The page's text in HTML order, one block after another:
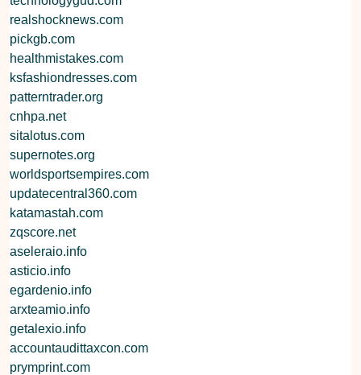
realshocknews.com
pickgb.com
healthmistakes.com
ksfashiondresses.com
patterntrader.org
cnhpa.net
sitalotus.com
supernotes.org
worldsportsempires.com
updatecentral360.com
katamastah.com
zqscore.net
aseleraio.info
asticio.info
egardenio.info
arxteamio.info
getalexio.info
accountaudittaxcon.com
prymprint.com